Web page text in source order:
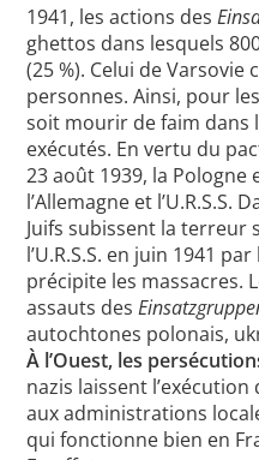
1941, les actions des
ghettos dans lesquels
(25 %). Celui de Varsovie
personnes. Ainsi, pour
soit mourir de faim dans
exécutés. En vertu du
23 août 1939, la
l’Allemagne et l’U.R.S.S.
Juifs subissent la terreur
l’U.R.S.S. en juin 1941
précipite les massacres.
assauts des
autochtones polonais,
À l’Ouest, les
nazis laissent
aux administrations
qui fonctionne bien en